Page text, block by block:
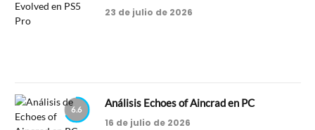
23 de julio de 2026
6.6
Análisis Echoes of Aincrad en PC
16 de julio de 2026